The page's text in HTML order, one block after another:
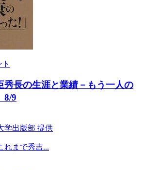
秀長の生涯と業績－もう一人の
8/9
学出版部 提供
れまで秀吉...